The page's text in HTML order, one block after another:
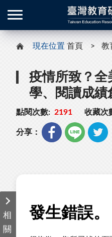
現在位置 首頁 教
疫情所致？全
學、閱讀成績
點閱次數: 2191 收藏次
分享：
相
關